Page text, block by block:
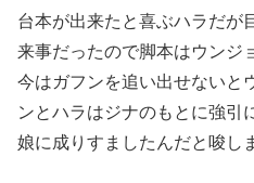
台本が出来たと喜ぶハラだが
来事だったので脚本はウンジ
今はガフンを追い出せないと
ンとハラはジナのもとに強引
娘に成りすましたんだと唆し